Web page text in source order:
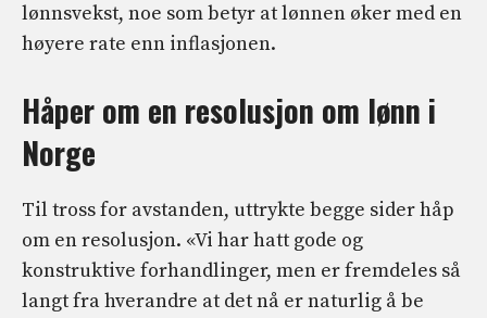
lønnsvekst, noe som betyr at lønnen øker med en
høyere rate enn inflasjonen.
Håper om en resolusjon om lønn i
Norge
Til tross for avstanden, uttrykte begge sider håp
om en resolusjon. «Vi har hatt gode og
konstruktive forhandlinger, men er fremdeles så
langt fra hverandre at det nå er naturlig å be